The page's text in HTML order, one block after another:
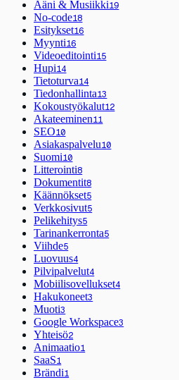
Ääni & Musiikki19
No-code18
Esitykset16
Myynti16
Videoeditointi15
Hupi14
Tietoturva14
Tiedonhallinta13
Kokoustyökalut12
Akateeminen11
SEO10
Asiakaspalvelu10
Suomi10
Litterointi8
Dokumentit8
Käännökset5
Verkkosivut5
Pelikehitys5
Tarinankerronta5
Viihde5
Luovuus4
Pilvipalvelut4
Mobiilisovellukset4
Hakukoneet3
Muoti3
Google Workspace3
Yhteisö2
Animaatio1
SaaS1
Brändi1